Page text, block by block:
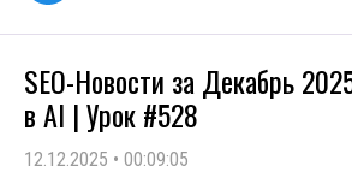
SEO-Новости за Декабрь
в AI | Урок #528
12.12.2025 • 00:09:05